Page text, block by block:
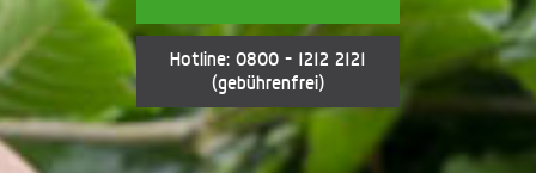
Hotline: 0800 - 1212 2121
(gebührenfrei)